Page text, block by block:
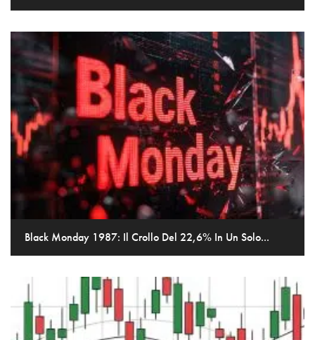
Black Monday 1987: Il Crollo Del 22,6% In Un Solo...